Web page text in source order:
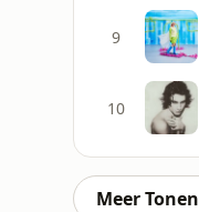
9
10
Meer Tonen